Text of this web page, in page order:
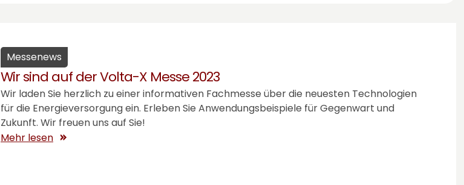
Messenews
Wir sind auf der Volta-X Messe 2023
Wir laden Sie herzlich zu einer informativen Fachmesse über die neuesten Technologien
für die Energieversorgung ein. Erleben Sie Anwendungsbeispiele für Gegenwart und
Zukunft. Wir freuen uns auf Sie!
Mehr lesen